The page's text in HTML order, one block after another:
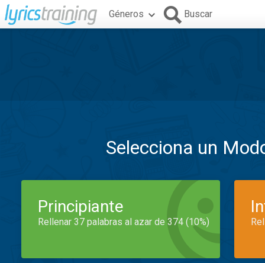
Géneros Buscar
Selecciona un
Principiante
Rellenar 37 palabras al azar de 374 (10%)